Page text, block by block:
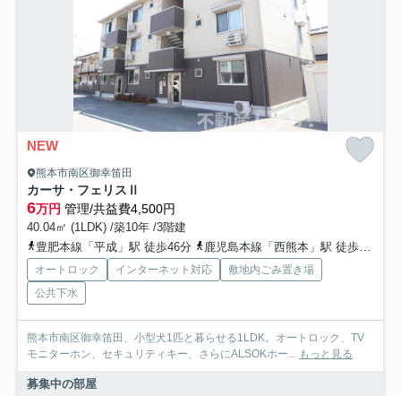
NEW
熊本市南区御幸笛田
カーサ・フェリスⅡ
6万円 管理/共益費4,500円
40.04㎡ (1LDK) /築10年 /3階建
豊肥本線「平成」駅 徒歩46分
鹿児島本線「西熊本」駅 徒歩46分
オートロック インターネット対応
敷地内ごみ置き場
公共下水
熊本市南区御幸笛田、小型犬1匹と暮らせる1LDK。オートロック、TV
モニターホン、セキュリティキー、さらにALSOKホー... もっと見る
募集中の部屋